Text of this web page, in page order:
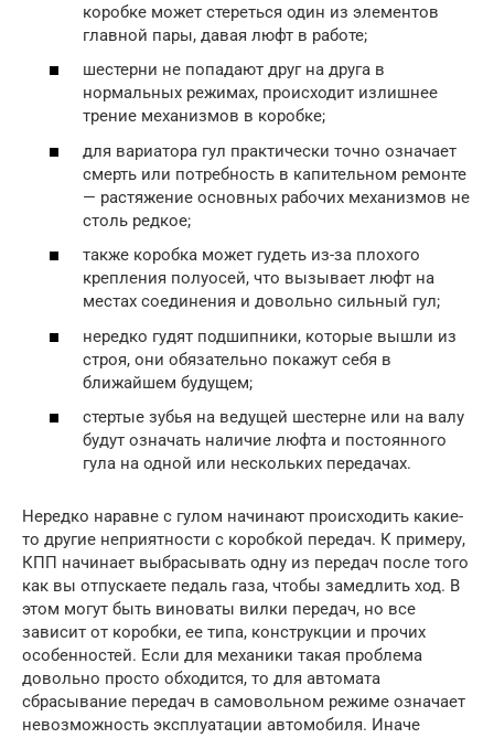
коробке может стереться один из элементов
главной пары, давая люфт в работе;
шестерни не попадают друг на друга в
нормальных режимах, происходит излишнее
трение механизмов в коробке;
для вариатора гул практически точно означает
смерть или потребность в капительном ремонте
— растяжение основных рабочих механизмов не
столь редкое;
также коробка может гудеть из-за плохого
крепления полуосей, что вызывает люфт на
местах соединения и довольно сильный гул;
нередко гудят подшипники, которые вышли из
строя, они обязательно покажут себя в
ближайшем будущем;
стертые зубья на ведущей шестерне или на валу
будут означать наличие люфта и постоянного
гула на одной или нескольких передачах.
Нередко наравне с гулом начинают происходить какие-
то другие неприятности с коробкой передач. К примеру,
КПП начинает выбрасывать одну из передач после того
как вы отпускаете педаль газа, чтобы замедлить ход. В
этом могут быть виноваты вилки передач, но все
зависит от коробки, ее типа, конструкции и прочих
особенностей. Если для механики такая проблема
довольно просто обходится, то для автомата
сбрасывание передач в самовольном режиме означает
невозможность эксплуатации автомобиля. Иначе